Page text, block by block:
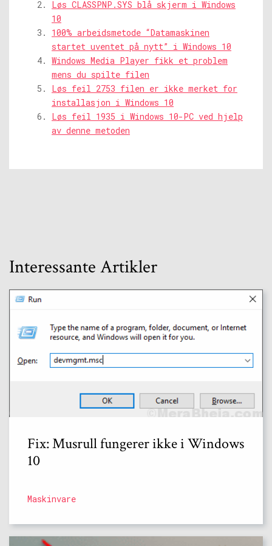
Løs CLASSPNP.SYS blå skjerm i Windows
10
100% arbeidsmetode “Datamaskinen
startet uventet på nytt” i Windows 10
Windows Media Player fikk et problem
mens du spilte filen
Løs feil 2753 filen er ikke merket for
installasjon i Windows 10
Løs feil 1935 i Windows 10-PC ved hjelp
av denne metoden
Interessante Artikler
Fix: Musrull fungerer ikke i Windows
10
Maskinvare